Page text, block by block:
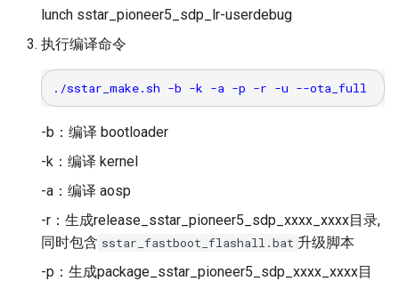
lunch sstar_pioneer5_sdp_lr-userdebug
执行编译命令
-b：编译 bootloader
-k：编译 kernel
-a：编译 aosp
-r：生成release_sstar_pioneer5_sdp_xxxx_xxxx目录,
同时包含 sstar_fastboot_flashall.bat 升级脚本
-p：生成package_sstar_pioneer5_sdp_xxxx_xxxx目